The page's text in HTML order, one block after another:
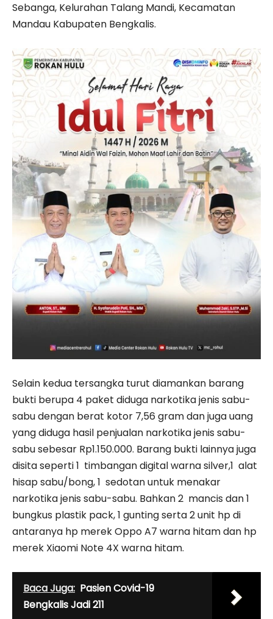
Sebanga, Kelurahan Talang Mandi, Kecamatan
Mandau Kabupaten Bengkalis.
Selain kedua tersangka turut diamankan barang
bukti berupa 4 paket diduga narkotika jenis sabu-
sabu dengan berat kotor 7,56 gram dan juga uang
yang diduga hasil penjualan narkotika jenis sabu-
sabu sebesar Rp1.150.000. Barang bukti lainnya juga
disita seperti 1 timbangan digital warna silver,1 alat
hisap sabu/bong, 1 sedotan untuk menakar
narkotika jenis sabu-sabu. Bahkan 2 mancis dan 1
bungkus plastik pack, 1 gunting serta 2 unit hp di
antaranya hp merek Oppo A7 warna hitam dan hp
merek Xiaomi Note 4X warna hitam.
Baca Juga: Pasien Covid-19
Bengkalis Jadi 211